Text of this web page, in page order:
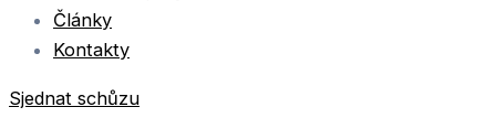
Články
Kontakty
Sjednat schůzu